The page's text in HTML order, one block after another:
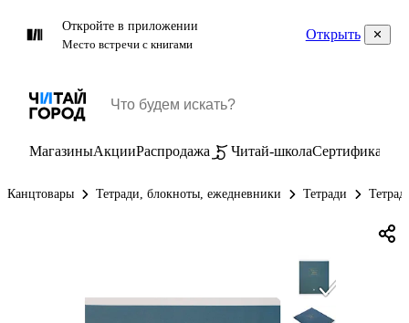
Откройте в приложении
Место встречи с книгами
Открыть
МагазиныАкцииРаспродажа Читай-школаСертификаты
Канцтовары Тетради, блокноты, ежедневники Тетради